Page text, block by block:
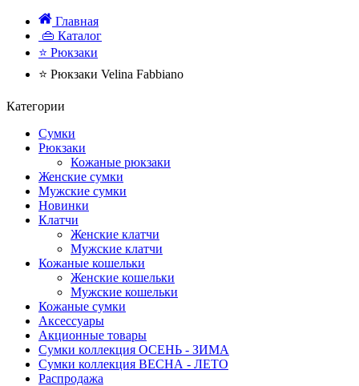
Главная
👜 Каталог
⭐ Рюкзаки
⭐ Рюкзаки Velina Fabbiano
Категории
Сумки
Рюкзаки
Кожаные рюкзаки
Женские сумки
Мужские сумки
Новинки
Клатчи
Женские клатчи
Мужские клатчи
Кожаные кошельки
Женские кошельки
Мужские кошельки
Кожаные сумки
Аксессуары
Акционные товары
Сумки коллекция ОСЕНЬ - ЗИМА
Сумки коллекция ВЕСНА - ЛЕТО
Распродажа